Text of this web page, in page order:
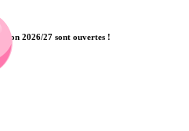
2026/27 sont ouvertes !